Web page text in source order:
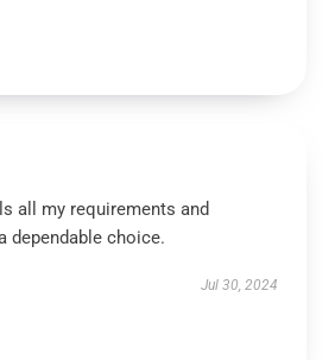
all my requirements and
dependable choice.
Jul 30, 2024